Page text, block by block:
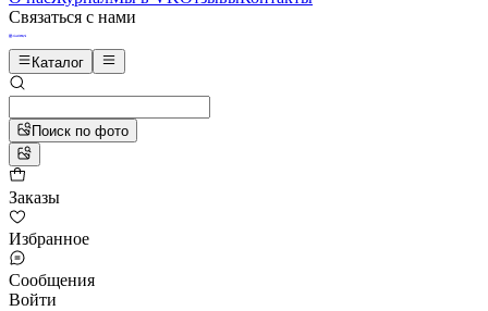
Связаться с нами
Каталог
Поиск по фото
Заказы
Избранное
Сообщения
Войти